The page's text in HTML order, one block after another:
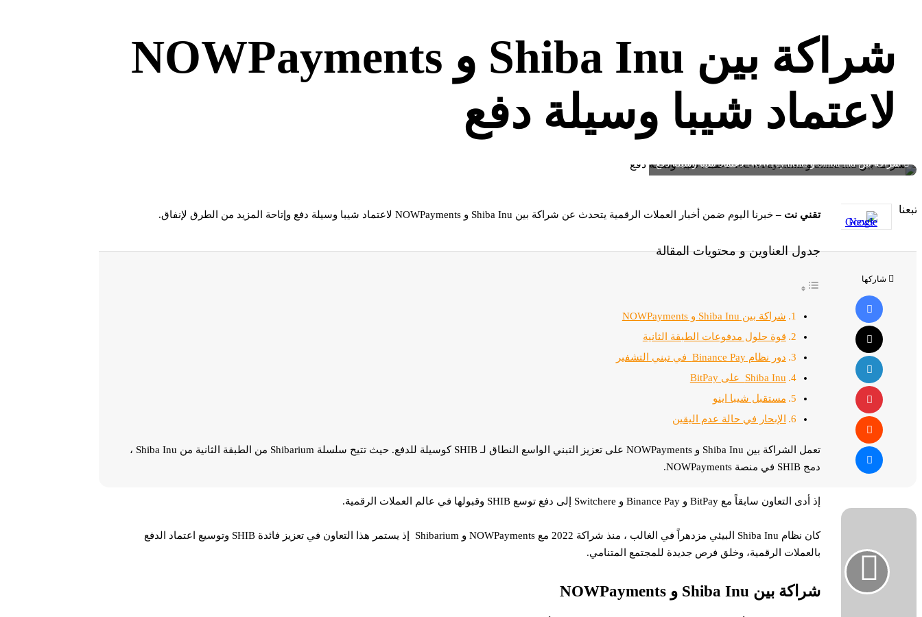
شراكة بين Shiba Inu و NOWPayments
لاعتماد شيبا وسيلة دفع
شراكة بين Shiba Inu و NOWPayments لاعتماد شيبا وسيلة دفع
تقني نت –خبرنا اليوم ضمن أخبار العملات الرقمية يتحدث عن شراكة بين Shiba Inu و NOWPayments لاعتماد شيبا وسيلة دفع وإتاحة المزيد من الطرق لإنفاق.
جدول العناوين و محتويات المقالة
شراكة بين Shiba Inu و NOWPayments
قوة حلول مدفوعات الطبقة الثانية
دور نظام Binance Pay في تبني التشفير
Shiba Inu على BitPay
مستقبل شيبا اينو
الإبحار في حالة عدم اليقين
تعمل الشراكة بين Shiba Inu و NOWPayments على تعزيز التبني الواسع النطاق لـ SHIB كوسيلة للدفع. حيث تتيح سلسلة Shibarium من الطبقة الثانية من Shiba Inu ،
دمج SHIB في منصة NOWPayments.
إذ أدى التعاون سابقاً مع BitPay و Binance Pay و Switchere إلى دفع توسع SHIB وقبولها في عالم العملات الرقمية.
كان نظام Shiba Inu البيئي مزدهراً في الغالب ، منذ شراكة 2022 مع NOWPayments و Shibarium إذ يستمر هذا التعاون في تعزيز فائدة SHIB وتوسيع اعتماد الدفع
بالعملات الرقمية، وخلق فرص جديدة للمجتمع المتنامي.
شراكة بين Shiba Inu و NOWPayments
إتبعنا
شاركها
تحويل